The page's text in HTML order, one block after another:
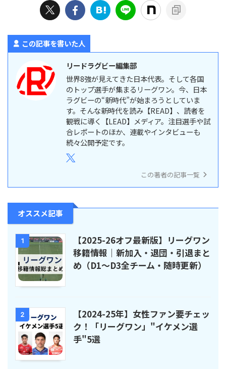
この記事を書いた人
リードラグビー編集部
世界8強が見えてきた日本代表。そして各国
のトップ選手が集まるリーグワン。今、日本
ラグビーの“新時代”が始まろうとしていま
す。そんな新時代を読み【READ】、読者を
観戦に導く【LEAD】メディア。注目選手や試
合レポートのほか、連載やインタビューも
続々公開予定です。
この著者の記事一覧
オススメ記事
1
【2025-26オフ最新版】リーグワン
移籍情報｜新加入・退団・引退まと
め（D1〜D3全チーム・随時更新）
2
【2024-25年】女性ファン要チェッ
ク！「リーグワン」"イケメン選
手"5選